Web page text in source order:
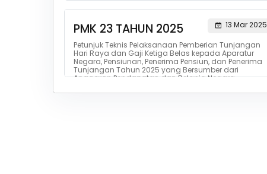
PMK 23 TAHUN 2025
13 Mar 2025
Petunjuk Teknis Pelaksanaan Pemberian Tunjangan
Hari Raya dan Gaji Ketiga Belas kepada Aparatur
Negara, Pensiunan, Penerima Pensiun, dan Penerima
Tunjangan Tahun 2025 yang Bersumber dari
Anggaran Pendapatan dan Belanja Negara